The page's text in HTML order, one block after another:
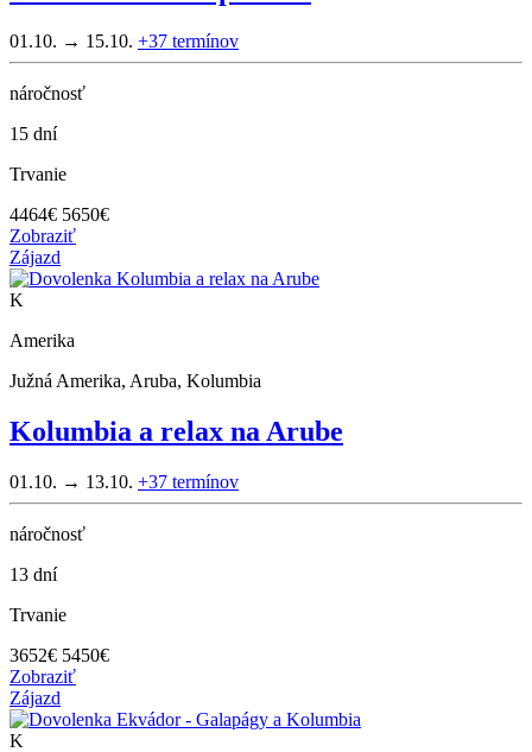
01.10. → 15.10. +37 termínov
náročnosť
15 dní
Trvanie
4464€ 5650€
Zobraziť
Zájazd
K
Amerika
Južná Amerika, Aruba, Kolumbia
Kolumbia a relax na Arube
01.10. → 13.10. +37 termínov
náročnosť
13 dní
Trvanie
3652€ 5450€
Zobraziť
Zájazd
K